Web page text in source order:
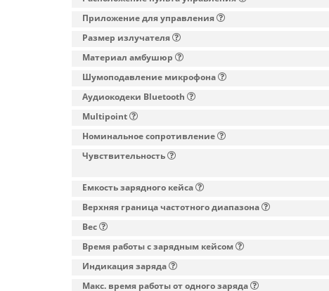
Приложение для управления
Размер излучателя
Материал амбушюр
Шумоподавление микрофона
Аудиокодеки Bluetooth
Multipoint
Номинальное сопротивление
Чувствительность
Емкость зарядного кейса
Верхняя граница частотного диапазона
Вес
Время работы с зарядным кейсом
Индикация заряда
Макс. время работы от одного заряда